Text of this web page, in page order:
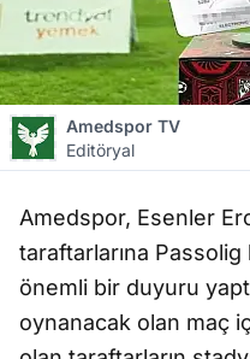
Amedspor TV
Editöryal
Amedspor, Esenler
taraftarlarına Passolig
önemli bir duyuru
oynanacak olan maç